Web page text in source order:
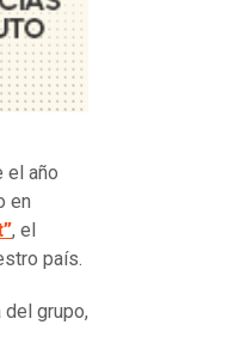
el año
en
, el
país.
grupo,